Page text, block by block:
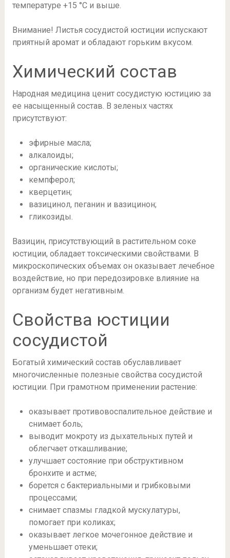
температуре +15 °С и выше.
Внимание! Листья сосудистой юстиции испускают
приятный аромат и обладают горьким вкусом.
Химический состав
Народная медицина ценит сосудистую юстицию за
ее насыщенный состав. В зеленых частях
присутствуют:
эфирные масла;
алкалоиды;
органические кислоты;
кемпферол;
кверцетин;
вазицинол, пеганин и вазицинон;
гликозиды.
Вазицин, присутствующий в растительном соке
юстиции, обладает токсическими свойствами. В
микроскопических объемах он оказывает лечебное
воздействие, но при передозировке влияние на
организм будет негативным.
Свойства юстиции
сосудистой
Богатый химический состав обуславливает
многочисленные полезные свойства сосудистой
юстиции. При грамотном применении растение:
оказывает противовоспалительное действие и
снимает боль;
выводит мокроту из дыхательных путей и
облегчает откашливание;
улучшает состояние при обструктивном
бронхите и астме;
борется с бактериальными и грибковыми
процессами;
снимает спазмы гладкой мускулатуры,
помогает при коликах;
оказывает легкое мочегонное действие и
уменьшает отеки;